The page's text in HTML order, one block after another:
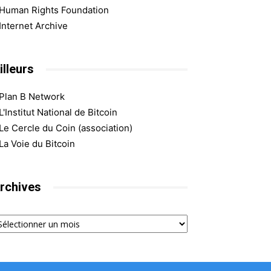
Human Rights Foundation
Internet Archive
Plan B Network
L'Institut National de Bitcoin
Le Cercle du Coin (association)
La Voie du Bitcoin